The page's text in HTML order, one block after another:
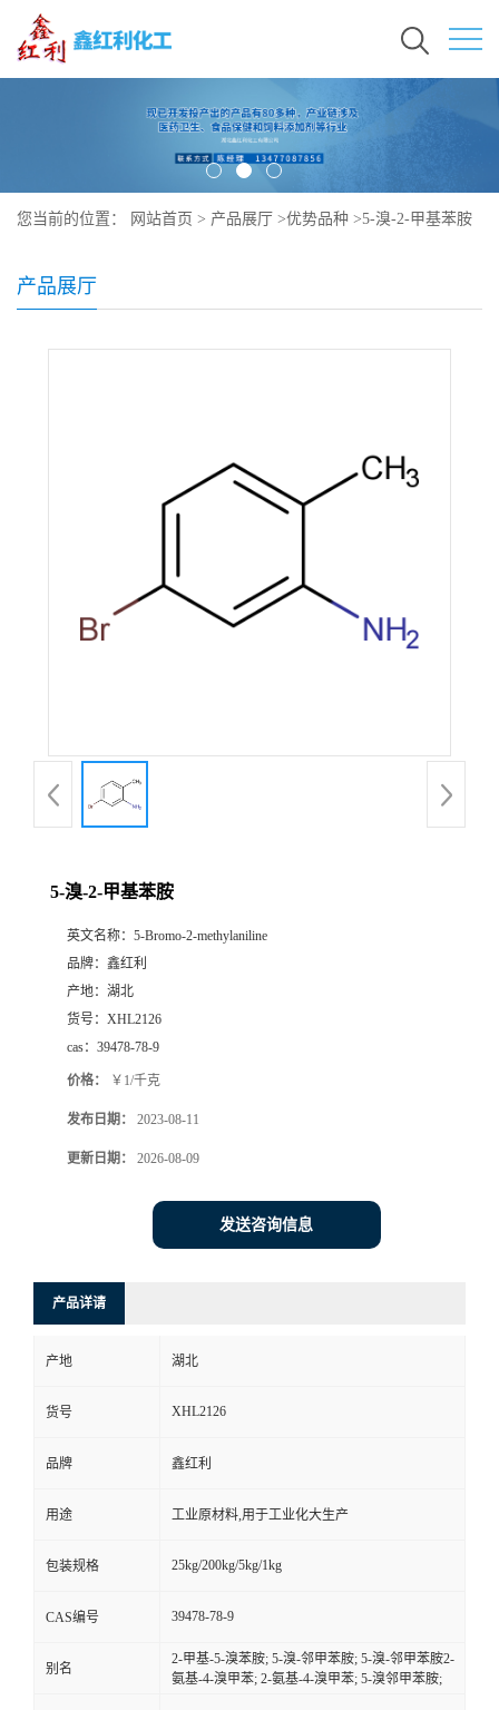
您当前的位置： 网站首页 > 产品展厅 >优势品种 >5-溴-2-甲基苯胺
产品展厅
5-溴-2-甲基苯胺
英文名称： 5-Bromo-2-methylaniline
品牌： 鑫红利
产地： 湖北
货号： XHL2126
cas： 39478-78-9
价格： ￥1/千克
发布日期： 2023-08-11
更新日期： 2026-08-09
发送咨询信息
产品详请
产地 湖北
货号 XHL2126
品牌 鑫红利
用途 工业原材料,用于工业化大生产
包装规格 25kg/200kg/5kg/1kg
CAS编号 39478-78-9
别名
2-甲基-5-溴苯胺; 5-溴-邻甲苯胺; 5-溴-邻甲苯胺2-
氨基-4-溴甲苯; 2-氨基-4-溴甲苯; 5-溴邻甲苯胺;